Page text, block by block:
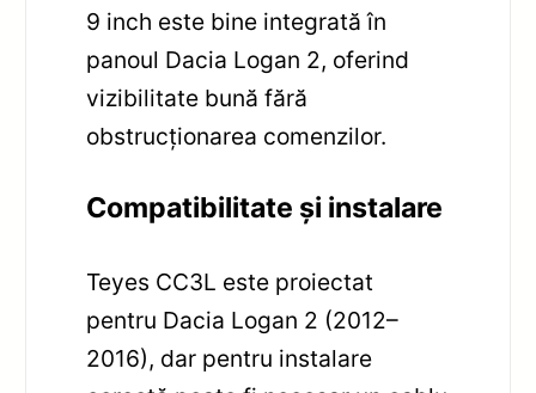
9 inch este bine integrată în
panoul Dacia Logan 2, oferind
vizibilitate bună fără
obstrucționarea comenzilor.
Compatibilitate și instalare
Teyes CC3L este proiectat
pentru Dacia Logan 2 (2012–
2016), dar pentru instalare